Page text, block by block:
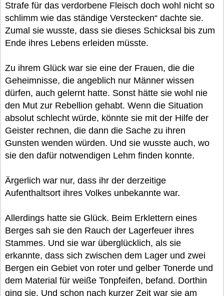
Strafe für das verdorbene Fleisch doch wohl nicht so
schlimm wie das ständige Verstecken“ dachte sie.
Zumal sie wusste, dass sie dieses Schicksal bis zum
Ende ihres Lebens erleiden müsste.
Zu ihrem Glück war sie eine der Frauen, die die
Geheimnisse, die angeblich nur Männer wissen
dürfen, auch gelernt hatte. Sonst hätte sie wohl nie
den Mut zur Rebellion gehabt. Wenn die Situation
absolut schlecht würde, könnte sie mit der Hilfe der
Geister rechnen, die dann die Sache zu ihren
Gunsten wenden würden. Und sie wusste auch, wo
sie den dafür notwendigen Lehm finden konnte.
Ärgerlich war nur, dass ihr der derzeitige
Aufenthaltsort ihres Volkes unbekannte war.
Allerdings hatte sie Glück. Beim Erklettern eines
Berges sah sie den Rauch der Lagerfeuer ihres
Stammes. Und sie war überglücklich, als sie
erkannte, dass sich zwischen dem Lager und zwei
Bergen ein Gebiet von roter und gelber Tonerde und
dem Material für weiße Tonpfeifen, befand. Dorthin
ging sie. Und schon nach kurzer Zeit war sie am